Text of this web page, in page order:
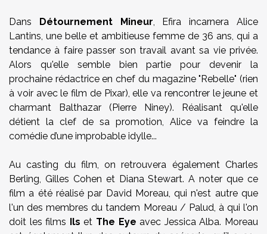
Dans Détournement Mineur, Efira incarnera Alice
Lantins, une belle et ambitieuse femme de 36 ans, qui a
tendance à faire passer son travail avant sa vie privée.
Alors qu'elle semble bien partie pour devenir la
prochaine rédactrice en chef du magazine "Rebelle" (rien
à voir avec le film de Pixar), elle va rencontrer le jeune et
charmant Balthazar (Pierre Niney). Réalisant qu'elle
détient la clef de sa promotion, Alice va feindre la
comédie d’une improbable idylle...
Au casting du film, on retrouvera également Charles
Berling, Gilles Cohen et Diana Stewart. A noter que ce
film a été réalisé par David Moreau, qui n'est autre que
l'un des membres du tandem Moreau / Palud, à qui l'on
doit les films Ils et The Eye avec Jessica Alba. Moreau